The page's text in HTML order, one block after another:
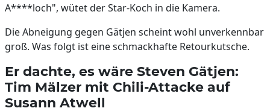
A****loch", wütet der Star-Koch in die Kamera.
Die Abneigung gegen Gätjen scheint wohl unverkennbar
groß. Was folgt ist eine schmackhafte Retourkutsche.
Er dachte, es wäre Steven Gätjen:
Tim Mälzer mit Chili-Attacke auf
Susann Atwell